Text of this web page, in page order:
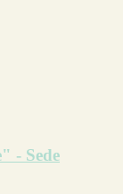
- Sede